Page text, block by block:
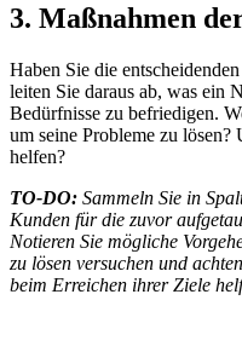
3. Maßnahmen
Haben Sie die
leiten Sie daraus ab, was ein
Bedürfnisse zu befriedigen.
um seine Probleme zu
helfen?
TO-DO: Sammeln Sie in
Kunden für die zuvor
Notieren Sie mögliche
zu lösen versuchen und
beim Erreichen ihrer Ziele